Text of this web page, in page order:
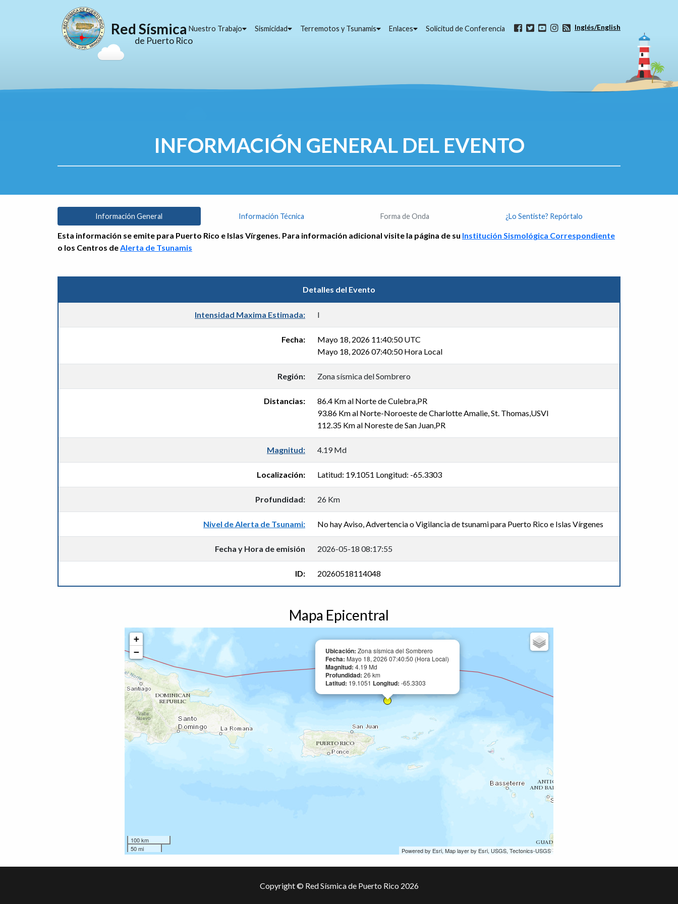
Red Sísmica
de Puerto Rico
Nuestro Trabajo Sismicidad Terremotos y Tsunamis Enlaces Solicitud de Conferencia Inglés/English
INFORMACIÓN GENERAL DEL EVENTO
Información General Información Técnica Forma de Onda ¿Lo Sentiste? Repórtalo
Esta información se emite para Puerto Rico e Islas Vírgenes. Para información adicional visite la página de su Institución Sismológica Correspondiente
o los Centros deAlerta de Tsunamis
Detalles del Evento
Intensidad Maxima Estimada: I
Fecha:
Mayo 18, 2026 11:40:50 UTC
Mayo 18, 2026 07:40:50 Hora Local
Región: Zona sísmica del Sombrero
Distancias:
86.4 Km al Norte de Culebra,PR
93.86 Km al Norte-Noroeste de Charlotte Amalie, St. Thomas,USVI
112.35 Km al Noreste de San Juan,PR
Magnitud: 4.19 Md
Localización: Latitud: 19.1051 Longitud: -65.3303
Profundidad: 26 Km
Nivel de Alerta de Tsunami: No hay Aviso, Advertencia o Vigilancia de tsunami para Puerto Rico e Islas Vírgenes
Fecha y Hora de emisión 2026-05-18 08:17:55
ID: 20260518114048
Mapa Epicentral
Ubicación: Zona sísmica del Sombrero
Fecha: Mayo 18, 2026 07:40:50 (Hora Local)
Magnitud: 4.19 Md
Profundidad: 26 km
Latitud: 19.1051 Longitud: -65.3303
+
−
100 km
50 mi
Powered by Esri, Map layer by Esri, USGS, Tectonics-USGS
Copyright © Red Sísmica de Puerto Rico 2026